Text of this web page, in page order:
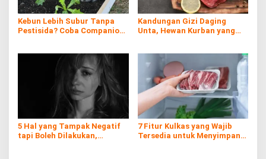
Kebun Lebih Subur Tanpa
Pestisida? Coba Companion
Kandungan Gizi Daging
Unta, Hewan Kurban yang
5 Hal yang Tampak Negatif
tapi Boleh Dilakukan,
7 Fitur Kulkas yang Wajib
Tersedia untuk Menyimpan